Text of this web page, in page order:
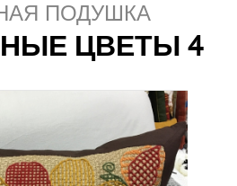
ПОДУШКА
ЦВЕТЫ 4